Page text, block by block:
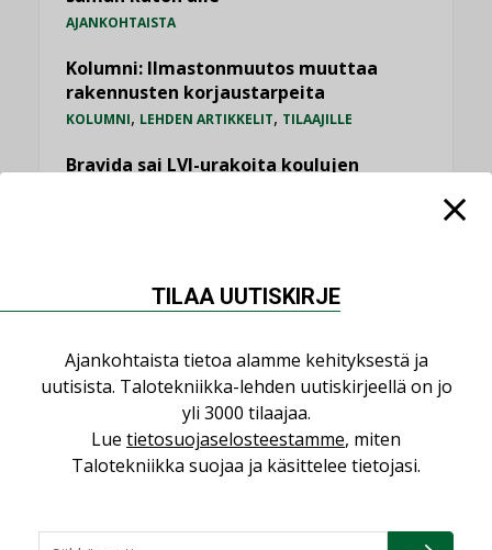
AJANKOHTAISTA
Kolumni: Ilmastonmuutos muuttaa
rakennusten korjaustarpeita
KOLUMNI, LEHDEN ARTIKKELIT, TILAAJILLE
Bravida sai LVI-urakoita koulujen
vakiinnuttavat asemansa taloyhtiöissä
LEHDEN ARTIKKELIT,TILAAJILLE
KATSO KAIKKI
TILAA UUTISKIRJE
Ajankohtaista tietoa alamme kehityksestä ja
uutisista. Talotekniikka-lehden uutiskirjeellä on jo
yli 3000 tilaajaa.
Lue tietosuojaselosteestamme, miten
Talotekniikka suojaa ja käsittelee tietojasi.